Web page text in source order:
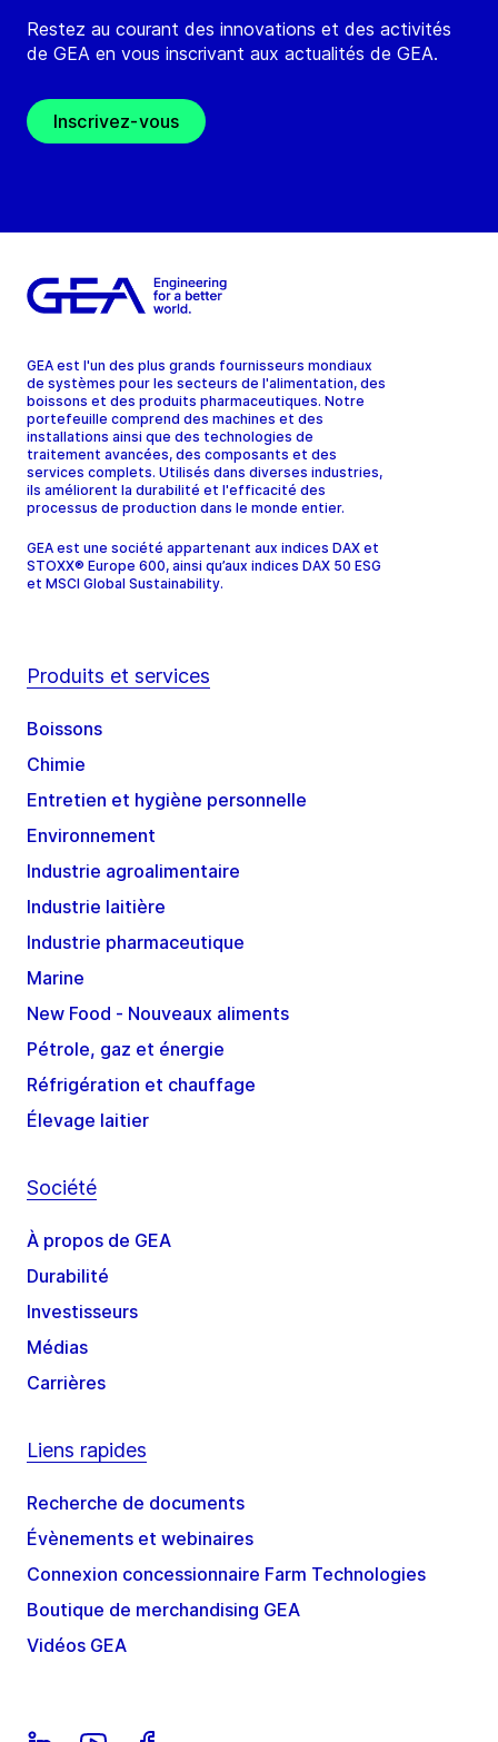
Restez au courant des innovations et des activités
de GEA en vous inscrivant aux actualités de GEA.
Inscrivez-vous
GEA est l'un des plus grands fournisseurs mondiaux
de systèmes pour les secteurs de l'alimentation, des
boissons et des produits pharmaceutiques. Notre
portefeuille comprend des machines et des
installations ainsi que des technologies de
traitement avancées, des composants et des
services complets. Utilisés dans diverses industries,
ils améliorent la durabilité et l'efficacité des
processus de production dans le monde entier.
GEA est une société appartenant aux indices DAX et
STOXX® Europe 600, ainsi qu’aux indices DAX 50 ESG
et MSCI Global Sustainability.
Produits et services
Boissons
Chimie
Entretien et hygiène personnelle
Environnement
Industrie agroalimentaire
Industrie laitière
Industrie pharmaceutique
Marine
New Food - Nouveaux aliments
Pétrole, gaz et énergie
Réfrigération et chauffage
Élevage laitier
Société
À propos de GEA
Durabilité
Investisseurs
Médias
Carrières
Liens rapides
Recherche de documents
Évènements et webinaires
Connexion concessionnaire Farm Technologies
Boutique de merchandising GEA
Vidéos GEA